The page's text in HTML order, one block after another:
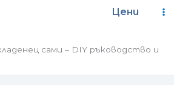
Цени
сами – DIY ръководство и